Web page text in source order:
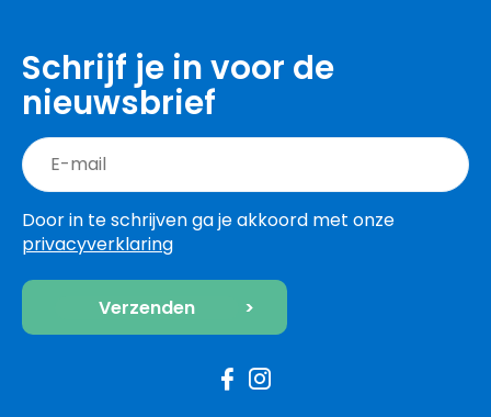
Schrijf je in voor de
nieuwsbrief
Door in te schrijven ga je akkoord met onze
privacyverklaring